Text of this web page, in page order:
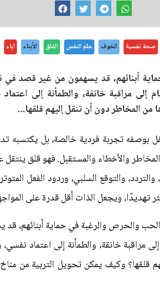
صحة نفسية الخوف علم النفس القلق الأبناء اباء
أبنائهم، قد يسهمون من غير قصد في
إلى مراقبة خانقة، والطمأنة إلى
المخاطر دون أن تنقل إليهم قلقها...
بوصفه تجربة فردية خالصة، بل يكتسبه
والأخطاء والمستقبل. فهو قلق ينتقل
والتردد، والتوقع السلبي، وردود الفعل
تهديدًا، ويجعل الذات أقل قدرة على
الحب والحرص والرغبة في حماية
مراقبة خانقة، والطمأنة إلى اعتماد
قلقها؟ وكيف يمكن تحويل التربية من